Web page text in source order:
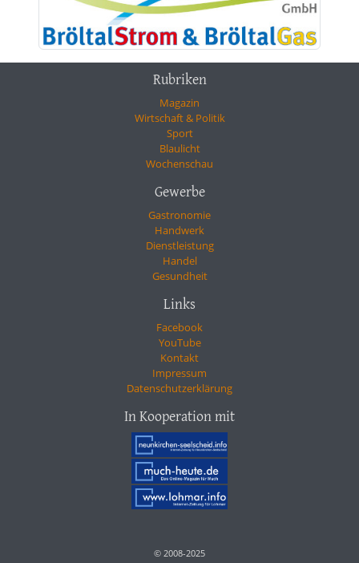
Rubriken
Magazin
Wirtschaft & Politik
Sport
Blaulicht
Wochenschau
Gewerbe
Gastronomie
Handwerk
Dienstleistung
Handel
Gesundheit
Links
Facebook
YouTube
Kontakt
Impressum
Datenschutzerklärung
In Kooperation mit
© 2008-2025